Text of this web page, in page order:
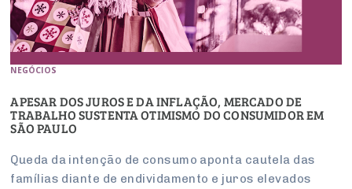
NEGÓCIOS
APESAR DOS JUROS E DA INFLAÇÃO, MERCADO DE
TRABALHO SUSTENTA OTIMISMO DO CONSUMIDOR EM
SÃO PAULO
Queda da intenção de consumo aponta cautela das
famílias diante de endividamento e juros elevados